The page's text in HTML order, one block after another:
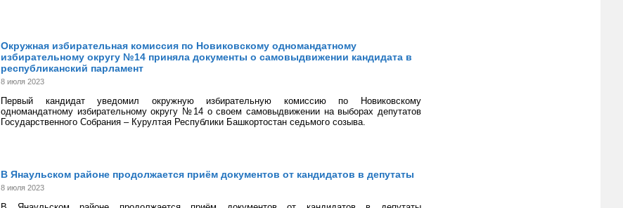
Окружная избирательная комиссия по Новиковскому одномандатному
избирательному округу №14 приняла документы о самовыдвижении кандидата в
республиканский парламент
8 июля 2023
Первый кандидат уведомил окружную избирательную комиссию по Новиковскому
одномандатному избирательному округу №14 о своем самовыдвижении на выборах депутатов
Государственного Собрания – Курултая Республики Башкортостан седьмого созыва.
В Янаульском районе продолжается приём документов от кандидатов в депутаты
8 июля 2023